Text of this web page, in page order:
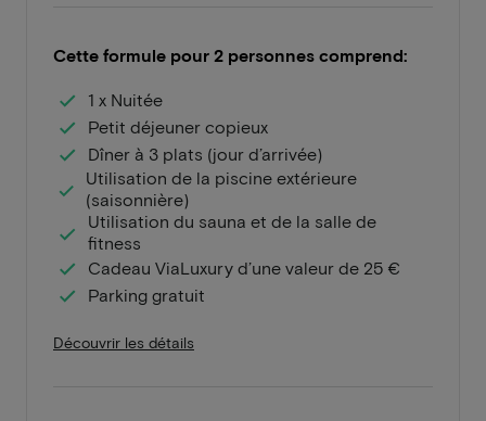
Cette formule pour 2 personnes comprend:
1 x Nuitée
Petit déjeuner copieux
Dîner à 3 plats (jour d’arrivée)
Utilisation de la piscine extérieure
(saisonnière)
Utilisation du sauna et de la salle de
fitness
Cadeau ViaLuxury d’une valeur de 25 €
Parking gratuit
Découvrir les détails